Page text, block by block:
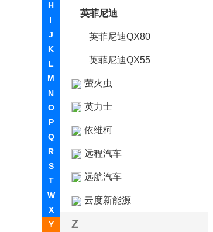
H
I
J
K
L
M
N
O
P
Q
R
S
T
W
X
Y
英菲尼迪
英菲尼迪QX80
英菲尼迪QX55
萤火虫
英力士
依维柯
远程汽车
远航汽车
云度新能源
Z